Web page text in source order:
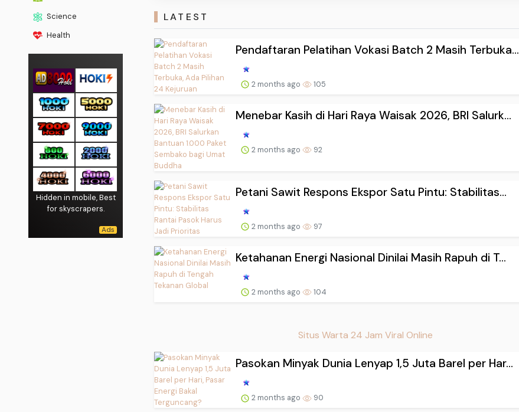
Science
Health
Hidden in mobile, Best
for skyscrapers.
LATEST
Pendaftaran Pelatihan Vokasi Batch 2 Masih Terbuka...
2 months ago 105
Menebar Kasih di Hari Raya Waisak 2026, BRI Salurk...
2 months ago 92
Petani Sawit Respons Ekspor Satu Pintu: Stabilitas...
2 months ago 97
Ketahanan Energi Nasional Dinilai Masih Rapuh di T...
2 months ago 104
Situs Warta 24 Jam Viral Online
Pasokan Minyak Dunia Lenyap 1,5 Juta Barel per Har...
2 months ago 90